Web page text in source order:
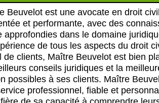
Beuvelot est une avocate en droit
et performante, avec des
approfondies dans le domaine
de tous les aspects du droit
de clients, Maître Beuvelot est bien
conseils juridiques et la
possibles à ses clients. Maître
professionnel, fiable et